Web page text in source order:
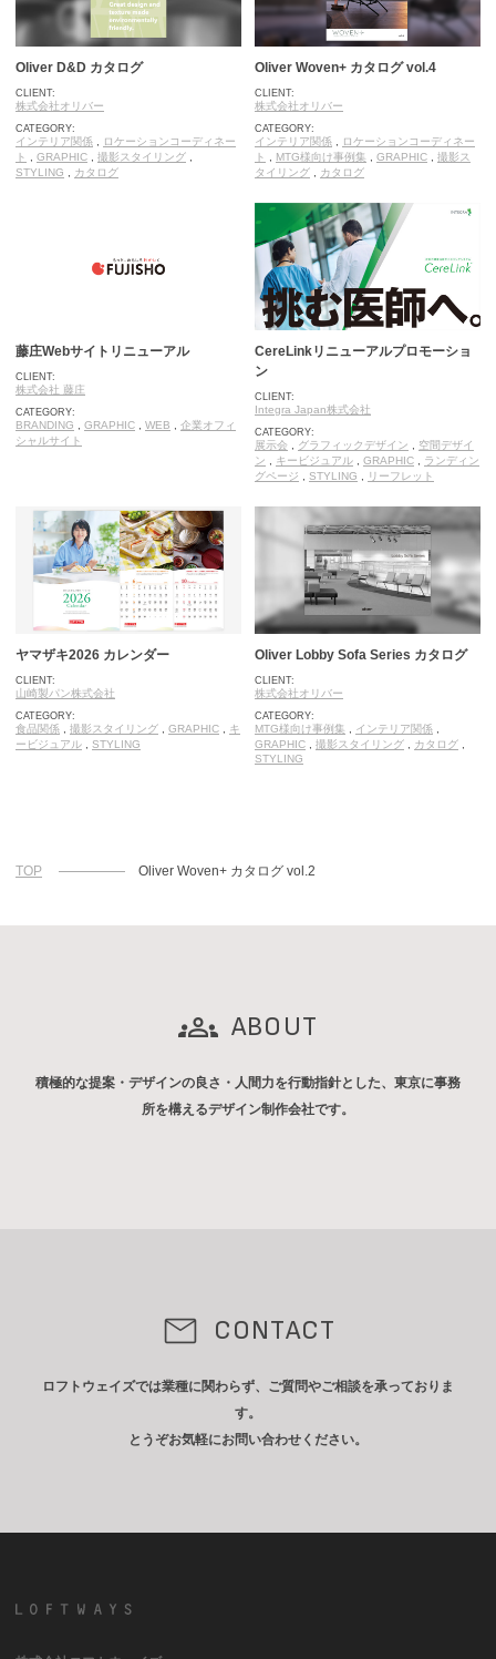
Oliver D&D カタログ
CLIENT:
株式会社オリバー
CATEGORY:
インテリア関係 , ロケーションコーディネー
ト , GRAPHIC , 撮影スタイリング ,
STYLING , カタログ
Oliver Woven+ カタログ vol.4
CLIENT:
株式会社オリバー
CATEGORY:
インテリア関係 , ロケーションコーディネー
ト , MTG様向け事例集 , GRAPHIC , 撮影ス
タイリング , カタログ
藤庄Webサイトリニューアル
CLIENT:
株式会社 藤庄
CATEGORY:
BRANDING , GRAPHIC , WEB , 企業オフィ
シャルサイト
CereLinkリニューアルプロモーショ
ン
CLIENT:
Integra Japan株式会社
CATEGORY:
展示会 , グラフィックデザイン , 空間デザイ
ン , キービジュアル , GRAPHIC , ランディン
グページ , STYLING , リーフレット
ヤマザキ2026 カレンダー
CLIENT:
山崎製パン株式会社
CATEGORY:
食品関係 撮影スタイリング GRAPHIC
キ
ービジュアル
STYLING
Oliver Lobby Sofa Series カタログ
CLIENT:
株式会社オリバー
CATEGORY:
MTG様向け事例集 インテリア関係
GRAPHIC
撮影スタイリング カタログ
STYLING
TOP Oliver Woven+ カタログ vol.2
ABOUT
積極的な提案・デザインの良さ・人間力を行動指針とした、東京に事務
所を構えるデザイン制作会社です。
CONTACT
ロフトウェイズでは業種に関わらず、ご質問やご相談を承っておりま
す。
とうぞお気軽にお問い合わせください。